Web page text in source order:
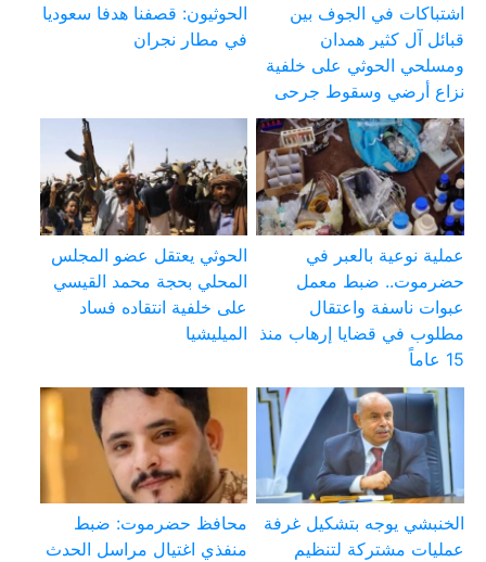
اشتباكات في الجوف بين
قبائل آل كثير همدان
ومسلحي الحوثي على خلفية
نزاع أرضي وسقوط جرحى
الحوثيون: قصفنا هدفا سعوديا
في مطار نجران
عملية نوعية بالعبر في
حضرموت.. ضبط معمل
عبوات ناسفة واعتقال
مطلوب في قضايا إرهاب منذ
15 عاماً
الحوثي يعتقل عضو المجلس
المحلي بحجة محمد القيسي
على خلفية انتقاده فساد
الميليشيا
الخنبشي يوجه بتشكيل غرفة
عمليات مشتركة لتنظيم
محافظ حضرموت: ضبط
منفذي اغتيال مراسل الحدث